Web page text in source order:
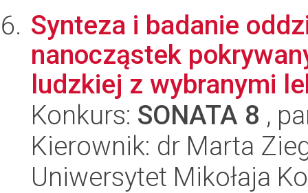
Synteza i badanie
nanocząstek
ludzkiej z wybranymi
Konkurs: SONATA 8 ,
Kierownik: dr Marta
Uniwersytet Mikołaja